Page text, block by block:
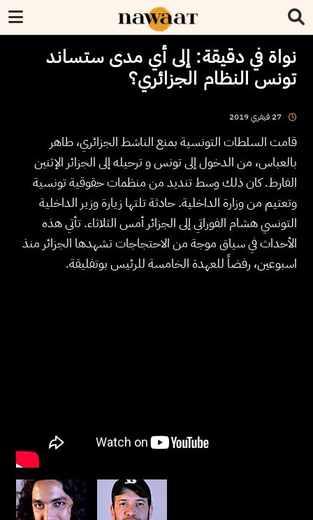
نواة في دقيقة: إلى أي مدى ستساند
تونس النظام الجزائري؟
27 فيفري2019
قامت السلطات التونسية بمنع الناشط الجزائري، طاهر
بالعباس، من الدخول إلى تونس و ترحيله إلى الجزائر الإثنين
الفارط. كان ذلك وسط تنديد من منظمات حقوقية تونسية
وتعتيم من وزارة الداخلية. حادثة تلتها زيارة وزير الداخلية
التونسي هشام الفوراتي إلى الجزائر أمس الثلاثاء. تأتي هذه
الأحداث في سياق موجة من الاحتجاجات تشهدها الجزائر منذ
اسبوعين، رفضاً للعهدة الخامسة للرئيس بوتفليقة.